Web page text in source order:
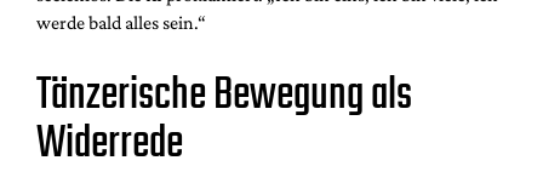
werde bald alles sein.“
Tänzerische Bewegung als
Widerrede